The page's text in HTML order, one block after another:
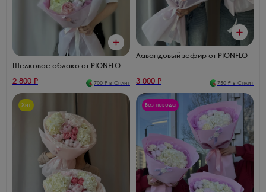
Шёлковое облако от PIONFLO
2 800 ₽ 700 ₽ в Сплит
Лавандовый зефир от PIONFLO
3 000 ₽ 750 ₽ в Сплит
Хит Без повода